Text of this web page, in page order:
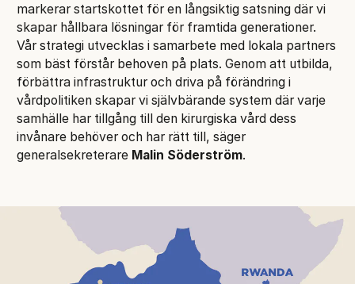
markerar startskottet för en långsiktig satsning där vi
skapar hållbara lösningar för framtida generationer.
Vår strategi utvecklas i samarbete med lokala partners
som bäst förstår behoven på plats. Genom att utbilda,
förbättra infrastruktur och driva på förändring i
vårdpolitiken skapar vi självbärande system där varje
samhälle har tillgång till den kirurgiska vård dess
invånare behöver och har rätt till, säger
generalsekreterare Malin Söderström.